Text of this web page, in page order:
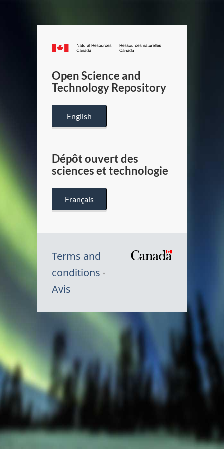
Canada.ca
/
Canada
Open Science and
Technology Repository
English
Dépôt ouvert des
sciences et technologie
Français
Terms and
conditions
Avis
Canada